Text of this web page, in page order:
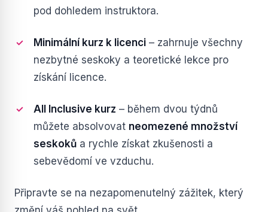
pod dohledem instruktora.
Minimální kurz k licenci – zahrnuje všechny
nezbytné seskoky a teoretické lekce pro
získání licence.
All Inclusive kurz – během dvou týdnů
můžete absolvovat neomezené množství
seskoků a rychle získat zkušenosti a
sebevědomí ve vzduchu.
Připravte se na nezapomenutelný zážitek, který